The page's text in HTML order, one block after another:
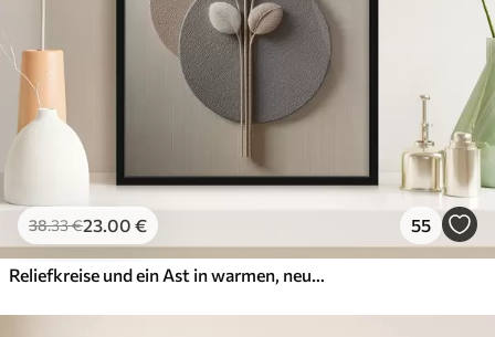
38.33€23.00 € 55
Reliefkreise und ein Ast in warmen, neutralen Farbtönen